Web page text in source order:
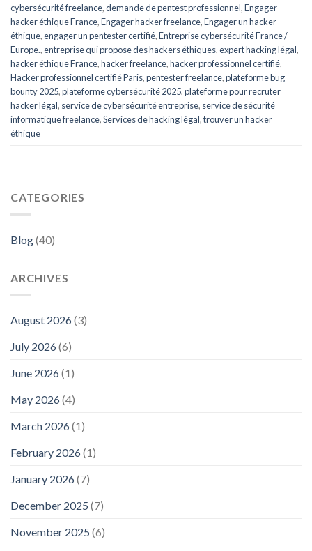
cybersécurité freelance,demande de pentest professionnel,Engager
hacker éthique France,Engager hacker freelance,Engager un hacker
éthique,engager un pentester certifié,Entreprise cybersécurité France /
Europe.,entreprise qui propose des hackers éthiques,expert hacking légal,
hacker éthique France,hacker freelance,hacker professionnel certifié,
Hacker professionnel certifié Paris,pentester freelance,plateforme bug
bounty 2025,plateforme cybersécurité 2025,plateforme pour recruter
hacker légal, service de cybersécurité entreprise, service de sécurité
informatique freelance,Services de hacking légal,trouver un hacker
éthique
CATEGORIES
Blog(40)
ARCHIVES
August 2026(3)
July 2026(6)
June 2026(1)
May 2026(4)
March 2026(1)
February 2026(1)
January 2026(7)
December 2025 (7)
November 2025 (6)